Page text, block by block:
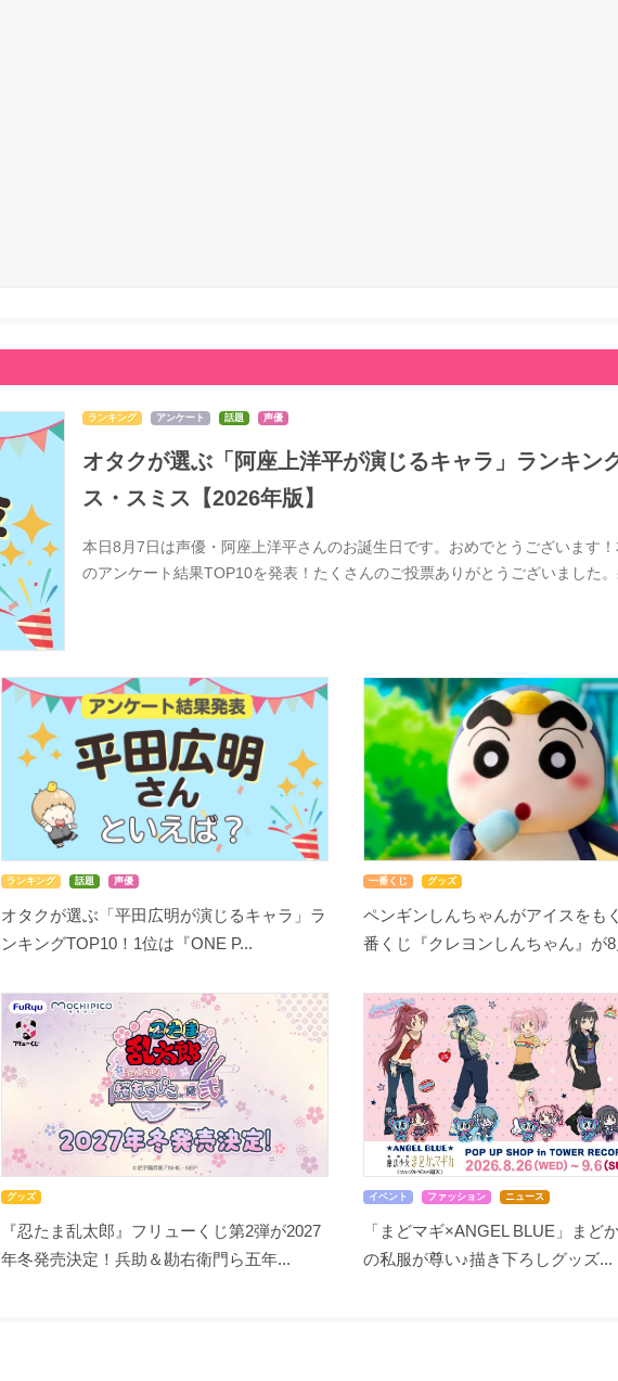
ランキング アンケート 話題 声優
オタクが選ぶ「阿座上洋平が演じるキャラ」ランキン
ス・スミス【2026年版】
本日8月7日は声優・阿座上洋平さんのお誕生日です。おめでとうございます
のアンケート結果TOP10を発表！たくさんのご投票ありがとうございました
ランキング 話題 声優
オタクが選ぶ「平田広明が演じるキャラ」ラ
ンキングTOP10！1位は『ONE P...
一番くじ グッズ
ペンギンしんちゃんがアイスをも
番くじ『クレヨンしんちゃん』が8
グッズ
『忍たま乱太郎』フリューくじ第2弾が2027
年冬発売決定！兵助＆勘右衛門ら五年...
イベント ファッション ニュース
「まどマギ×ANGEL BLUE」まど
の私服が尊い♪描き下ろしグッズ...